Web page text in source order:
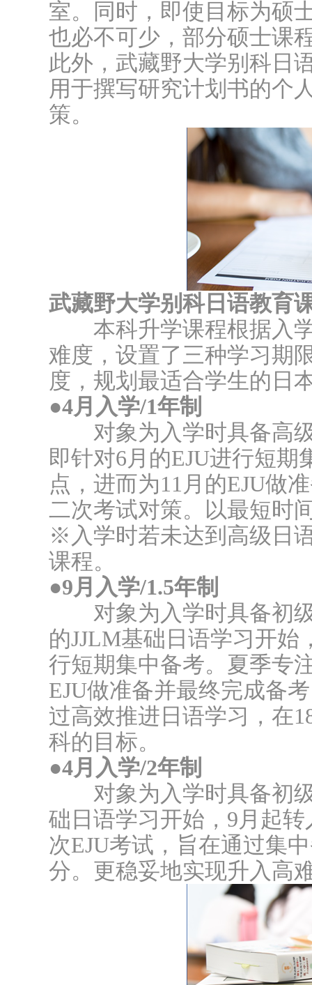
室。同时，即使目标为硕
也必不可少，部分硕士课
此外，武藏野大学别科日
用于撰写研究计划书的个
策。
武藏野大学别科日语教育
本科升学课程根据入学
难度，设置了三种学习期
度，规划最适合学生的日
●4月入学/1年制
对象为入学时具备高级
即针对6月的EJU进行短
点，进而为11月的EJU做
二次考试对策。以最短时
※入学时若未达到高级日
课程。
●9月入学/1.5年制
对象为入学时具备初级
的JJLM基础日语学习开始
行短期集中备考。夏季专
EJU做准备并最终完成备
过高效推进日语学习，在
科的目标。
●4月入学/2年制
对象为入学时具备初级
础日语学习开始，9月起
次EJU考试，旨在通过集
分。更稳妥地实现升入高